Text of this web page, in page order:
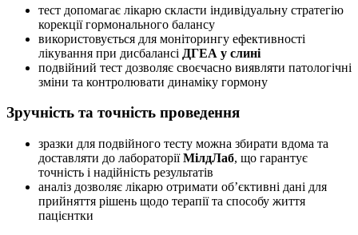
тест допомагає лікарю скласти індивідуальну стратегію
корекції гормонального балансу
використовується для моніторингу ефективності
лікування при дисбалансі ДГЕА у слині
подвійний тест дозволяє своєчасно виявляти патологічні
зміни та контролювати динаміку гормону
Зручність та точність проведення
зразки для подвійного тесту можна збирати вдома та
доставляти до лабораторіїМілдЛаб, що гарантує
точність і надійність результатів
аналіз дозволяє лікарю отримати об’єктивні дані для
прийняття рішень щодо терапії та способу життя
пацієнтки